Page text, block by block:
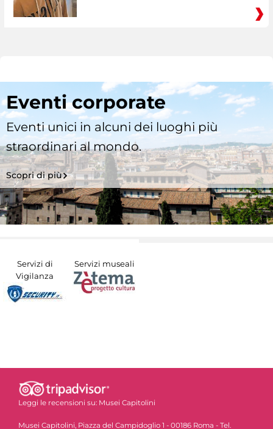
Eventi corporate
Eventi unici in alcuni dei luoghi più
straordinari al mondo.
Scopri di più
Servizi di
Vigilanza
Servizi museali
Leggi le recensioni su: Musei Capitolini
Musei Capitolini, Piazza del Campidoglio 1 - 00186 Roma - Tel.